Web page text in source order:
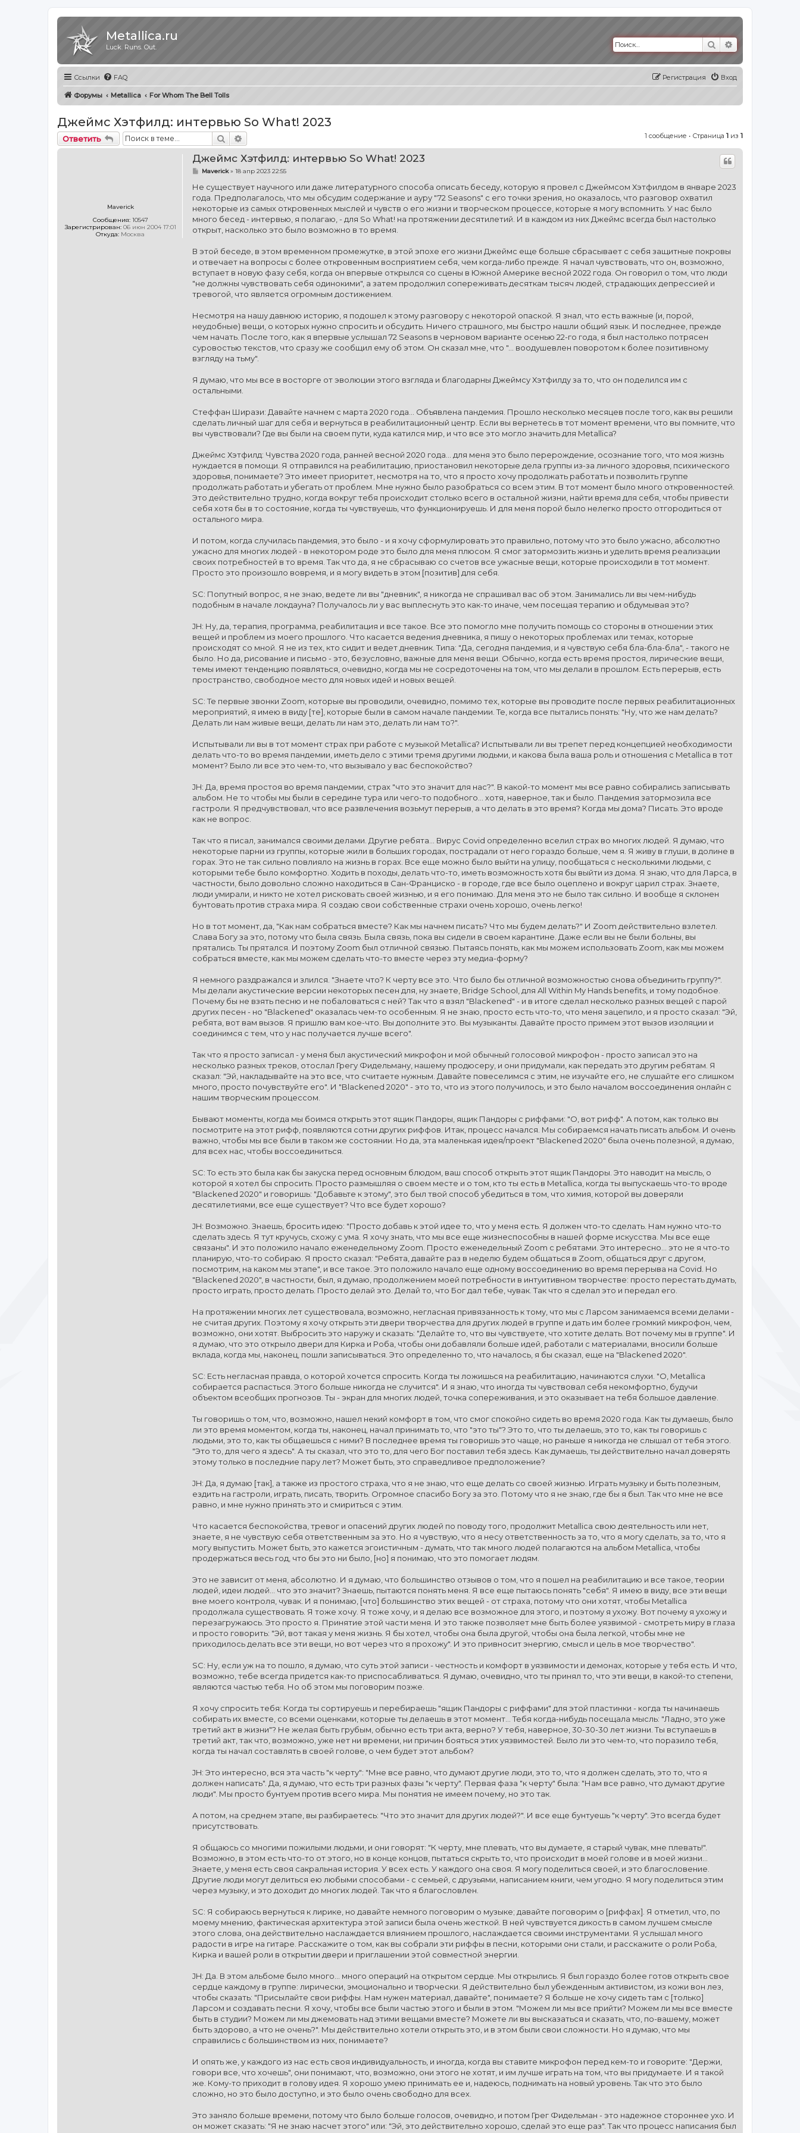
Metallica.ru
Luck. Runs. Out. Поиск
Ссылки FAQ Вход
Регистрация
Форумы Metallica For Whom The Bell Tolls
Джеймс Хэтфилд: интервью So What! 2023
Ответить Поиск 1 сообщение • Страница 1 из 1
Maverick
Сообщения: 10547
Зарегистрирован:06 июн 2004 17:01
Откуда: Москва
Джеймс Хэтфилд: интервью So What! 2023
С
о
б
щ
е
н
и
е
Maverick» 18 апр 2023 22:55
Не существует научного или даже литературного способа описать беседу, которую я провел с Джеймсом Хэтфилдом в январе 2023
года. Предполагалось, что мы обсудим содержание и ауру "72 Seasons" с его точки зрения, но оказалось, что разговор охватил
некоторые из самых откровенных мыслей и чувств о его жизни и творческом процессе, которые я могу вспомнить. У нас было
много бесед - интервью, я полагаю, - для So What! на протяжении десятилетий. И в каждом из них Джеймс всегда был настолько
открыт, насколько это было возможно в то время.
В этой беседе, в этом временном промежутке, в этой эпохе его жизни Джеймс еще больше сбрасывает с себя защитные покровы
и отвечает на вопросы с более откровенным восприятием себя, чем когда-либо прежде. Я начал чувствовать, что он, возможно,
вступает в новую фазу себя, когда он впервые открылся со сцены в Южной Америке весной 2022 года. Он говорил о том, что люди
"не должны чувствовать себя одинокими", а затем продолжил сопереживать десяткам тысяч людей, страдающих депрессией и
тревогой, что является огромным достижением.
Несмотря на нашу давнюю историю, я подошел к этому разговору с некоторой опаской. Я знал, что есть важные (и, порой,
неудобные) вещи, о которых нужно спросить и обсудить. Ничего страшного, мы быстро нашли общий язык. И последнее, прежде
чем начать. После того, как я впервые услышал 72 Seasons в черновом варианте осенью 22-го года, я был настолько потрясен
суровостью текстов, что сразу же сообщил ему об этом. Он сказал мне, что "... воодушевлен поворотом к более позитивному
взгляду на тьму".
Я думаю, что мы все в восторге от эволюции этого взгляда и благодарны Джеймсу Хэтфилду за то, что он поделился им с
остальными.
Стеффан Ширази: Давайте начнем с марта 2020 года... Объявлена пандемия. Прошло несколько месяцев после того, как вы решили
сделать личный шаг для себя и вернуться в реабилитационный центр. Если вы вернетесь в тот момент времени, что вы помните, что
вы чувствовали? Где вы были на своем пути, куда катился мир, и что все это могло значить для Metallica?
Джеймс Хэтфилд: Чувства 2020 года, ранней весной 2020 года... для меня это было перерождение, осознание того, что моя жизнь
нуждается в помощи. Я отправился на реабилитацию, приостановил некоторые дела группы из-за личного здоровья, психического
здоровья, понимаете? Это имеет приоритет, несмотря на то, что я просто хочу продолжать работать и позволить группе
продолжать работать и убегать от проблем. Мне нужно было разобраться со всем этим. В тот момент было много откровенностей.
Это действительно трудно, когда вокруг тебя происходит столько всего в остальной жизни, найти время для себя, чтобы привести
себя хотя бы в то состояние, когда ты чувствуешь, что функционируешь. И для меня порой было нелегко просто отгородиться от
остального мира.
И потом, когда случилась пандемия, это было - и я хочу сформулировать это правильно, потому что это было ужасно, абсолютно
ужасно для многих людей - в некотором роде это было для меня плюсом. Я смог затормозить жизнь и уделить время реализации
своих потребностей в то время. Так что да, я не сбрасываю со счетов все ужасные вещи, которые происходили в тот момент.
Просто это произошло вовремя, и я могу видеть в этом [позитив] для себя.
SC: Попутный вопрос, я не знаю, ведете ли вы "дневник", я никогда не спрашивал вас об этом. Занимались ли вы чем-нибудь
подобным в начале локдауна? Получалось ли у вас выплеснуть это как-то иначе, чем посещая терапию и обдумывая это?
JH: Ну, да, терапия, программа, реабилитация и все такое. Все это помогло мне получить помощь со стороны в отношении этих
вещей и проблем из моего прошлого. Что касается ведения дневника, я пишу о некоторых проблемах или темах, которые
происходят со мной. Я не из тех, кто сидит и ведет дневник. Типа: "Да, сегодня пандемия, и я чувствую себя бла-бла-бла", - такого не
было. Но да, рисование и письмо - это, безусловно, важные для меня вещи. Обычно, когда есть время простоя, лирические вещи,
темы имеют тенденцию появляться, очевидно, когда мы не сосредоточены на том, что мы делали в прошлом. Есть перерыв, есть
пространство, свободное место для новых идей и новых вещей.
SC: Те первые звонки Zoom, которые вы проводили, очевидно, помимо тех, которые вы проводите после первых реабилитационных
мероприятий, я имею в виду [те], которые были в самом начале пандемии. Те, когда все пытались понять: "Ну, что же нам делать?
Делать ли нам живые вещи, делать ли нам это, делать ли нам то?".
Испытывали ли вы в тот момент страх при работе с музыкой Metallica? Испытывали ли вы трепет перед концепцией необходимости
делать что-то во время пандемии, иметь дело с этими тремя другими людьми, и какова была ваша роль и отношения с Metallica в тот
момент? Было ли все это чем-то, что вызывало у вас беспокойство?
JH: Да, время простоя во время пандемии, страх "что это значит для нас?". В какой-то момент мы все равно собирались записывать
альбом. Не то чтобы мы были в середине тура или чего-то подобного... хотя, наверное, так и было. Пандемия затормозила все
гастроли. Я предчувствовал, что все развлечения возьмут перерыв, а что делать в это время? Когда мы дома? Писать. Это вроде
как не вопрос.
Так что я писал, занимался своими делами. Другие ребята... Вирус Covid определенно вселил страх во многих людей. Я думаю, что
некоторые парни из группы, которые жили в больших городах, пострадали от него гораздо больше, чем я. Я живу в глуши, в долине в
горах. Это не так сильно повлияло на жизнь в горах. Все еще можно было выйти на улицу, пообщаться с несколькими людьми, с
которыми тебе было комфортно. Ходить в походы, делать что-то, иметь возможность хотя бы выйти из дома. Я знаю, что для Ларса, в
частности, было довольно сложно находиться в Сан-Франциско - в городе, где все было оцеплено и вокруг царил страх. Знаете,
люди умирали, и никто не хотел рисковать своей жизнью, и я его понимаю. Для меня это не было так сильно. И вообще я склонен
бунтовать против страха мира. Я создаю свои собственные страхи очень хорошо, очень легко!
Но в тот момент, да, "Как нам собраться вместе? Как мы начнем писать? Что мы будем делать?" И Zoom действительно взлетел.
Слава Богу за это, потому что была связь. Была связь, пока вы сидели в своем карантине. Даже если вы не были больны, вы
прятались. Ты прятался. И поэтому Zoom был отличной связью. Пытаясь понять, как мы можем использовать Zoom, как мы можем
собраться вместе, как мы можем сделать что-то вместе через эту медиа-форму?
Я немного раздражался и злился. "Знаете что? К черту все это. Что было бы отличной возможностью снова объединить группу?".
Мы делали акустические версии некоторых песен для, ну знаете, Bridge School, для All Within My Hands benefits, и тому подобное.
Почему бы не взять песню и не побаловаться с ней? Так что я взял "Blackened" - и в итоге сделал несколько разных вещей с парой
других песен - но "Blackened" оказалась чем-то особенным. Я не знаю, просто есть что-то, что меня зацепило, и я просто сказал: "Эй,
ребята, вот вам вызов. Я пришлю вам кое-что. Вы дополните это. Вы музыканты. Давайте просто примем этот вызов изоляции и
соединимся с тем, что у нас получается лучше всего".
Так что я просто записал - у меня был акустический микрофон и мой обычный голосовой микрофон - просто записал это на
несколько разных треков, отослал Грегу Фидельману, нашему продюсеру, и они придумали, как передать это другим ребятам. Я
сказал: "Эй, накладывайте на это все, что считаете нужным. Давайте повеселимся с этим, не изучайте его, не слушайте его слишком
много, просто почувствуйте его". И "Blackened 2020" - это то, что из этого получилось, и это было началом воссоединения онлайн с
нашим творческим процессом.
Бывают моменты, когда мы боимся открыть этот ящик Пандоры, ящик Пандоры с риффами: "О, вот рифф". А потом, как только вы
посмотрите на этот рифф, появляются сотни других риффов. Итак, процесс начался. Мы собираемся начать писать альбом. И очень
важно, чтобы мы все были в таком же состоянии. Но да, эта маленькая идея/проект "Blackened 2020" была очень полезной, я думаю,
для всех нас, чтобы воссоединиться.
SC: То есть это была как бы закуска перед основным блюдом, ваш способ открыть этот ящик Пандоры. Это наводит на мысль, о
которой я хотел бы спросить. Просто размышляя о своем месте и о том, кто ты есть в Metallica, когда ты выпускаешь что-то вроде
"Blackened 2020" и говоришь: "Добавьте к этому", это был твой способ убедиться в том, что химия, которой вы доверяли
десятилетиями, все еще существует? Что все будет хорошо?
JH: Возможно. Знаешь, бросить идею: "Просто добавь к этой идее то, что у меня есть. Я должен что-то сделать. Нам нужно что-то
сделать здесь. Я тут кручусь, схожу с ума. Я хочу знать, что мы все еще жизнеспособны в нашей форме искусства. Мы все еще
связаны". И это положило начало еженедельному Zoom. Просто еженедельный Zoom с ребятами. Это интересно... это не я что-то
планирую, что-то собираю. Я просто сказал: "Ребята, давайте раз в неделю будем общаться в Zoom, общаться друг с другом,
посмотрим, на каком мы этапе", и все такое. Это положило начало еще одному воссоединению во время перерыва на Covid. Но
"Blackened 2020", в частности, был, я думаю, продолжением моей потребности в интуитивном творчестве: просто перестать думать,
просто играть, просто делать. Просто делай это. Делай то, что Бог дал тебе, чувак. Так что я сделал это и передал его.
На протяжении многих лет существовала, возможно, негласная привязанность к тому, что мы с Ларсом занимаемся всеми делами -
не считая других. Поэтому я хочу открыть эти двери творчества для других людей в группе и дать им более громкий микрофон, чем,
возможно, они хотят. Выбросить это наружу и сказать: "Делайте то, что вы чувствуете, что хотите делать. Вот почему мы в группе". И
я думаю, что это открыло двери для Кирка и Роба, чтобы они добавляли больше идей, работали с материалами, вносили больше
вклада, когда мы, наконец, пошли записываться. Это определенно то, что началось, я бы сказал, еще на "Blackened 2020".
SC: Есть негласная правда, о которой хочется спросить. Когда ты ложишься на реабилитацию, начинаются слухи. "О, Metallica
собирается распасться. Этого больше никогда не случится". И я знаю, что иногда ты чувствовал себя некомфортно, будучи
объектом всеобщих прогнозов. Ты - экран для многих людей, точка сопереживания, и это оказывает на тебя большое давление.
Ты говоришь о том, что, возможно, нашел некий комфорт в том, что смог спокойно сидеть во время 2020 года. Как ты думаешь, было
ли это время моментом, когда ты, наконец, начал принимать то, что "это ты"? Это то, что ты делаешь, это то, как ты говоришь с
людьми, это то, как ты общаешься с ними? В последнее время ты говоришь это чаще, но раньше я никогда не слышал от тебя этого.
"Это то, для чего я здесь". А ты сказал, что это то, для чего Бог поставил тебя здесь. Как думаешь, ты действительно начал доверять
этому только в последние пару лет? Может быть, это справедливое предположение?
JH: Да, я думаю [так], а также из простого страха, что я не знаю, что еще делать со своей жизнью. Играть музыку и быть полезным,
ездить на гастроли, играть, писать, творить. Огромное спасибо Богу за это. Потому что я не знаю, где бы я был. Так что мне не все
равно, и мне нужно принять это и смириться с этим.
Что касается беспокойства, тревог и опасений других людей по поводу того, продолжит Metallica свою деятельность или нет,
знаете, я не чувствую себя ответственным за это. Но я чувствую, что я несу ответственность за то, что я могу сделать, за то, что я
могу выпустить. Может быть, это кажется эгоистичным - думать, что так много людей полагаются на альбом Metallica, чтобы
продержаться весь год, что бы это ни было, [но] я понимаю, что это помогает людям.
Это не зависит от меня, абсолютно. И я думаю, что большинство отзывов о том, что я пошел на реабилитацию и все такое, теории
людей, идеи людей... что это значит? Знаешь, пытаются понять меня. Я все еще пытаюсь понять "себя". Я имею в виду, все эти вещи
вне моего контроля, чувак. И я понимаю, [что] большинство этих вещей - от страха, потому что они хотят, чтобы Metallica
продолжала существовать. Я тоже хочу. Я тоже хочу, и я делаю все возможное для этого, и поэтому я ухожу. Вот почему я ухожу и
перезагружаюсь. Это просто я. Принятие этой части меня. И это также позволяет мне быть более уязвимой - смотреть миру в глаза
и просто говорить: "Эй, вот такая у меня жизнь. Я бы хотел, чтобы она была другой, чтобы она была легкой, чтобы мне не
приходилось делать все эти вещи, но вот через что я прохожу". И это привносит энергию, смысл и цель в мое творчество".
SC: Ну, если уж на то пошло, я думаю, что суть этой записи - честность и комфорт в уязвимости и демонах, которые у тебя есть. И что,
возможно, тебе всегда придется как-то приспосабливаться. Я думаю, очевидно, что ты принял то, что эти вещи, в какой-то степени,
являются частью тебя. Но об этом мы поговорим позже.
Я хочу спросить тебя: Когда ты сортируешь и перебираешь "ящик Пандоры с риффами" для этой пластинки - когда ты начинаешь
собирать их вместе, со всеми оценками, которые ты делаешь в этот момент... Тебя когда-нибудь посещала мысль: "Ладно, это уже
третий акт в жизни"? Не желая быть грубым, обычно есть три акта, верно? У тебя, наверное, 30-30-30 лет жизни. Ты вступаешь в
третий акт, так что, возможно, уже нет ни времени, ни причин бояться этих уязвимостей. Было ли это чем-то, что поразило тебя,
когда ты начал составлять в своей голове, о чем будет этот альбом?
JH: Это интересно, вся эта часть "к черту": "Мне все равно, что думают другие люди, это то, что я должен сделать, это то, что я
должен написать". Да, я думаю, что есть три разных фазы "к черту". Первая фаза "к черту" была: "Нам все равно, что думают другие
люди". Мы просто бунтуем против всего мира. Мы понятия не имеем почему, но это так.
А потом, на среднем этапе, вы разбираетесь: "Что это значит для других людей?". И все еще бунтуешь "к черту". Это всегда будет
присутствовать.
Я общаюсь со многими пожилыми людьми, и они говорят: "К черту, мне плевать, что вы думаете, я старый чувак, мне плевать!".
Возможно, в этом есть что-то от этого, но в конце концов, пытаться скрыть то, что происходит в моей голове и в моей жизни...
Знаете, у меня есть своя сакральная история. У всех есть. У каждого она своя. Я могу поделиться своей, и это благословение.
Другие люди могут делиться ею любыми способами - с семьей, с друзьями, написанием книги, чем угодно. Я могу поделиться этим
через музыку, и это доходит до многих людей. Так что я благословлен.
SC: Я собираюсь вернуться к лирике, но давайте немного поговорим о музыке; давайте поговорим о [риффах]. Я отметил, что, по
моему мнению, фактическая архитектура этой записи была очень жесткой. В ней чувствуется дикость в самом лучшем смысле
этого слова, она действительно наслаждается влиянием прошлого, наслаждается своими инструментами. Я услышал много
радости в игре на гитаре. Расскажите о том, как вы собрали эти риффы в песни, которыми они стали, и расскажите о роли Роба,
Кирка и вашей роли в открытии двери и приглашении этой совместной энергии.
JH: Да. В этом альбоме было много... много операций на открытом сердце. Мы открылись. Я был гораздо более готов открыть свое
сердце каждому в группе: лирически, эмоционально и творчески. Я действительно был убежденным активистом, из кожи вон лез,
чтобы сказать: "Присылайте свои риффы. Нам нужен материал, давайте", понимаете? Я больше не хочу сидеть там с [только]
Ларсом и создавать песни. Я хочу, чтобы все были частью этого и были в этом. "Можем ли мы все прийти? Можем ли мы все вместе
быть в студии? Можем ли мы джемовать над этими вещами вместе? Можете ли вы высказаться и сказать, что, по-вашему, может
быть здорово, а что не очень?". Мы действительно хотели открыть это, и в этом были свои сложности. Но я думаю, что мы
справились с большинством из них, понимаете?
И опять же, у каждого из нас есть своя индивидуальность, и иногда, когда вы ставите микрофон перед кем-то и говорите: "Держи,
говори все, что хочешь", они понимают, что, возможно, они этого не хотят, и им лучше играть на том, что вы придумаете. И я такой
же. Кому-то приходит в голову идея. Я хорошо умею принимать ее и, надеюсь, поднимать на новый уровень. Так что это было
сложно, но это было доступно, и это было очень свободно для всех.
Это заняло больше времени, потому что было больше голосов, очевидно, и потом Грег Фидельман - это надежное стороннее ухо. И
он может сказать: "Я не знаю насчет этого" или: "Эй, это действительно хорошо, сделай это еще раз". Так что процесс написания был